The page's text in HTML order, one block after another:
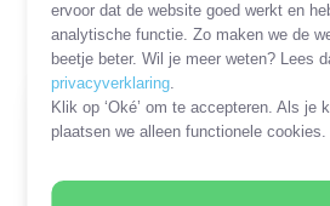
ervoor dat de website goed werkt en
analytische functie. Zo maken we de
beetje beter. Wil je meer weten? Lees
privacyverklaring.
Klik op ‘Oké’ om te accepteren. Als je
plaatsen we alleen functionele cookies.
Filters